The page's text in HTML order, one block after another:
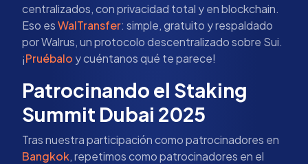
centralizados, con privacidad total y en blockchain.
Eso esWalTransfer: simple, gratuito y respaldado
por Walrus, un protocolo descentralizado sobre Sui.
¡Pruébalo y cuéntanos qué te parece!
Patrocinando el Staking
Summit Dubai 2025
Tras nuestra participación como patrocinadores en
Bangkok, repetimos como patrocinadores en el